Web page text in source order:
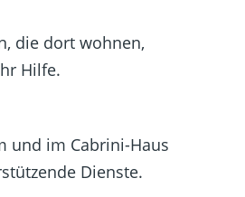
die dort wohnen,
Hilfe.
und im Cabrini-Haus
Dienste.